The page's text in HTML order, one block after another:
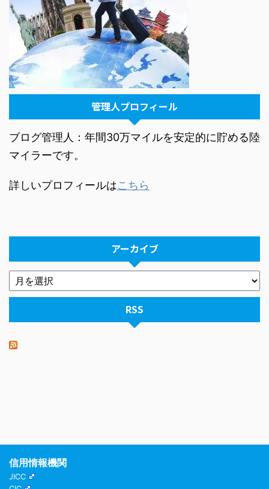
管理人プロフィール
ブログ管理人：年間30万マイルを安定的に貯める陸
マイラーです。
詳しいプロフィールはこちら
アーカイブ
RSS
信用情報機関
JICC